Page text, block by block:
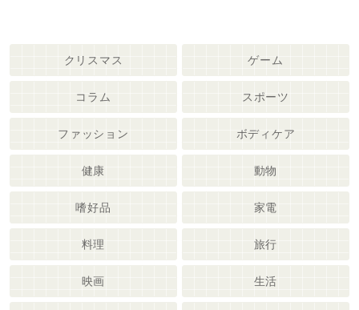
クリスマス ゲーム
コラム スポーツ
ファッション ボディケア
健康 動物
嗜好品 家電
料理 旅行
映画 生活